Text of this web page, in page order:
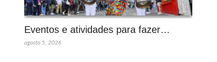
Eventos e atividades para fazer…
agosto 5, 2026